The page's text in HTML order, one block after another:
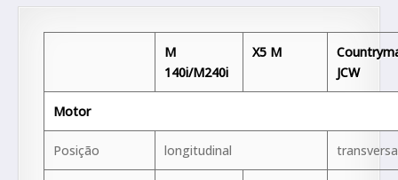
M
140i/M240i
X5 M
JCW
Motor
Posição longitudinal